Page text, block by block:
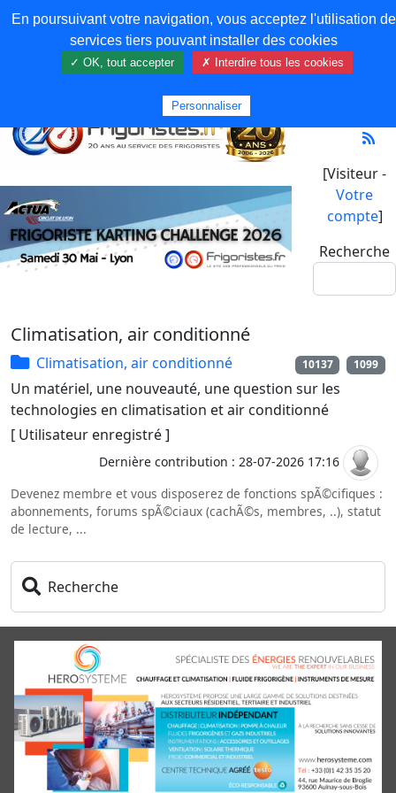
[Visiteur -
Votre
compte]
Recherche
Climatisation, air conditionné
Climatisation, air conditionné 10137 1099
Un matériel, une nouveauté, une question sur les
technologies en climatisation et air conditionné
[ Utilisateur enregistré ]
Dernière contribution : 28-07-2026 17:16
Devenez membre et vous disposerez de fonctions spÃ©cifiques :
abonnements, forums spÃ©ciaux (cachÃ©s, membres, ..), statut
de lecture, ...
Recherche
En poursuivant votre navigation, vous acceptez l'utilisation de
services tiers pouvant installer des cookies
✓ OK, tout accepter ✗ Interdire tous les cookies
Personnaliser